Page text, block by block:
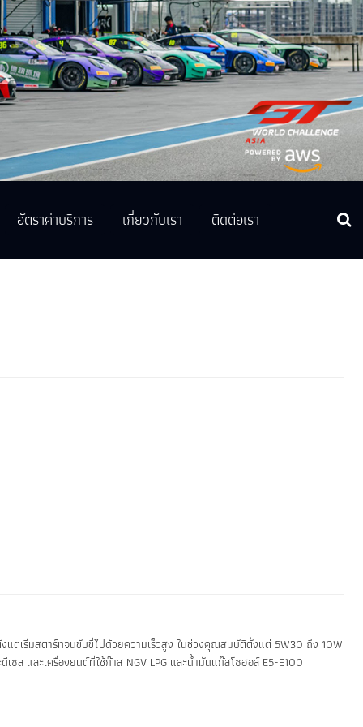
อัตราค่าบริการ เกี่ยวกับเรา ติดต่อเรา
แต่เริ่มสตาร์ทจนขับขี่ไปด้วยความเร็วสูง ในช่วงคุณสมบัติตั้งแต่ 5W30 ถึง 10W
ซล และเครื่องยนต์ที่ใช้ก๊าส NGV LPG และน้ำมันแก๊สโซฮอล์ E5-E100